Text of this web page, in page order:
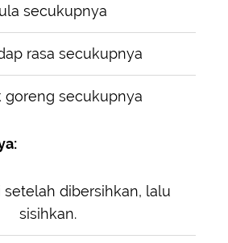
secukupnya
rasa secukupnya
goreng secukupnya
setelah dibersihkan, lalu
sisihkan.